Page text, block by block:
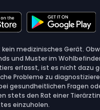
medizinisches Gerät.
und Muster im
erfasst, ist es nicht dazu
Probleme zu
gesundheitlichen Fragen
stets den Rat einer
einzuholen.